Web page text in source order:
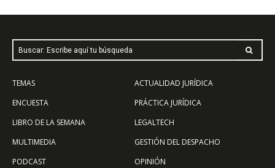
Buscar: Escribe aquí tu búsqueda
TEMAS
ENCUESTA
LIBRO DE LA SEMANA
MULTIMEDIA
PODCAST
ACTUALIDAD JURÍDICA
PRÁCTICA JURÍDICA
LEGALTECH
GESTIÓN DEL DESPACHO
OPINIÓN